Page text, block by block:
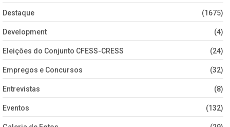
Destaque (1675)
Development (4)
Eleições do Conjunto CFESS-CRESS (24)
Empregos e Concursos (32)
Entrevistas (8)
Eventos (132)